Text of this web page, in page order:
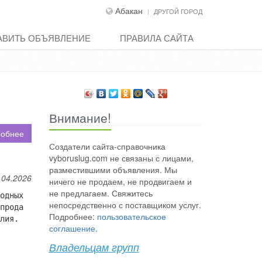
Абакан ДРУГОЙ ГОРОД
ОБЪЯВЛЕНИЕ ПРАВИЛА САЙТА
Внимание!
Создатели сайта-справочника
vyboruslug.com не связаны с лицами,
разместившими объявления. Мы
ничего не продаем, не продвигаем и
не предлагаем. Свяжитесь
непосредственно с поставщиком услуг.
Подробнее: пользовательское
соглашение.
Владельцам групп